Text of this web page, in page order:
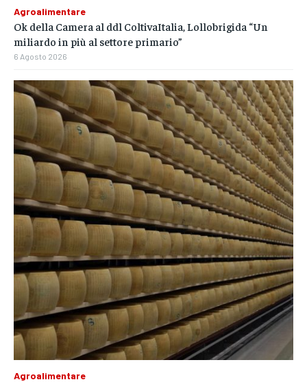
Agroalimentare
Ok della Camera al ddl ColtivaItalia, Lollobrigida “Un
miliardo in più al settore primario”
6 Agosto 2026
Agroalimentare